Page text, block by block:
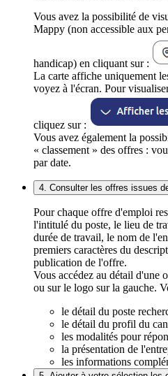
Vous avez la possibilité de
Mappy (non accessible aux
handicap) en cliquant sur :
La carte affiche uniquement
voyez à l'écran. Pour
cliquez sur :
Vous avez également la
« classement » des offres :
par date.
4. Consulter les offres issues
Pour chaque offre d'emploi
l'intitulé du poste, le lieu de
durée de travail, le nom de
premiers caractères du
publication de l'offre.
Vous accédez au détail d'une
ou sur le logo sur la gauche.
le détail du poste
le détail du profil du
les modalités pour
la présentation de
les informations